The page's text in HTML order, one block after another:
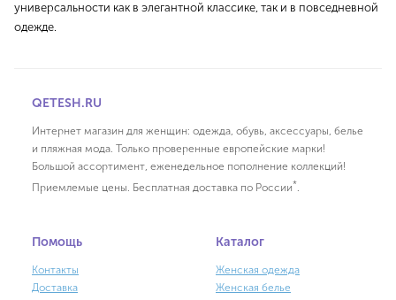
универсальности как в элегантной классике, так и в повседневной
одежде.
QETESH.RU
Интернет магазин для женщин: одежда, обувь, аксессуары, белье
и пляжная мода. Только проверенные европейские марки!
Большой ассортимент, еженедельное пополнение коллекций!
Приемлемые цены. Бесплатная доставка по России*.
Помощь
Контакты
Доставка
Каталог
Женская одежда
Женская белье